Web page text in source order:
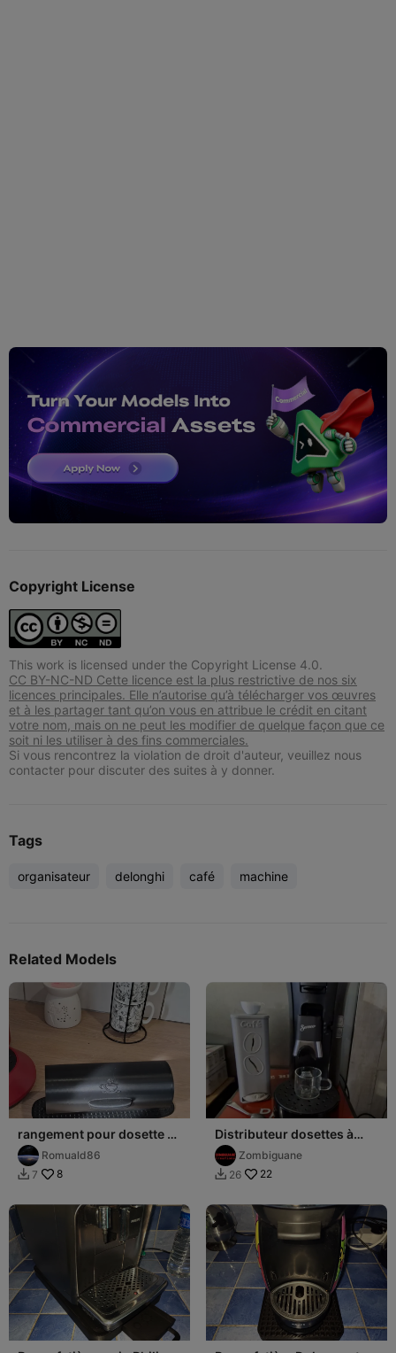
Copyright License
This work is licensed under the Copyright License 4.0.
CC BY-NC-ND Cette licence est la plus restrictive de nos six
licences principales. Elle n’autorise qu’à télécharger vos œuvres
et à les partager tant qu’on vous en attribue le crédit en citant
votre nom, mais on ne peut les modifier de quelque façon que ce
soit ni les utiliser à des fins commerciales.
Si vous rencontrez la violation de droit d'auteur, veuillez nous
contacter pour discuter des suites à y donner.
Tags
organisateur delonghi café machine
Related Models
rangement pour dosette à
caféRomuald86
 7 8
Distributeur dosettes à
café Senseo
Zombiguane
 26 22